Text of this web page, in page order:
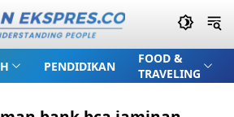
PENDIDIKAN
FOOD &
TRAVELING